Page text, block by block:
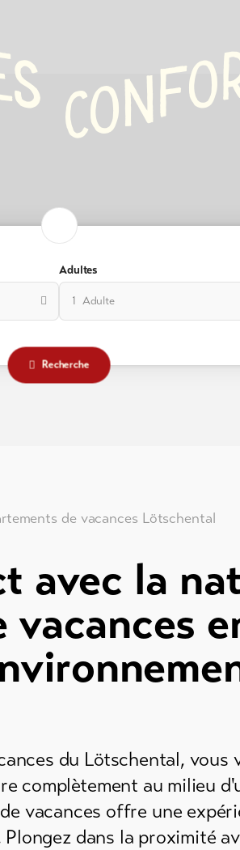
S CONFO
Adultes
1 Adulte
Recherche
de vacances Lötschental
avec la
du Lötschental, vous
complètement au milieu
vacances offre une
dans la proximité